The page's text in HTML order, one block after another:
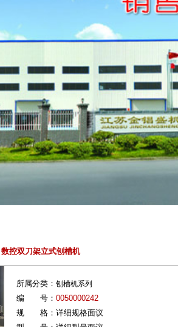
数控双刀架立式刨槽机
所属分类： 刨槽机系列
编 号： 0050000242
规 格：详细规格面议